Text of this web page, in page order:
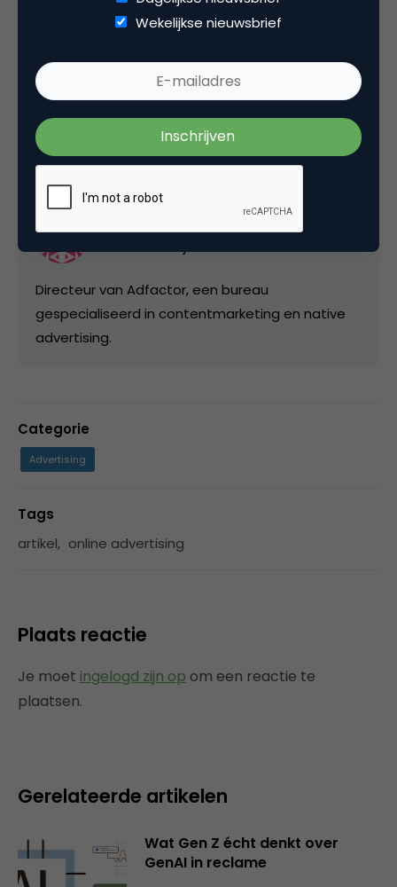
Deel dit artikel
Kopieer link
Directeur van Adfactor, een bureau
gespecialiseerd in contentmarketing en native
advertising.
Categorie
Advertising
Tags
artikel, online advertising
Plaats reactie
Je moet ingelogd zijn op om een reactie te
plaatsen.
Gerelateerde artikelen
Wat Gen Z écht denkt over
GenAI in reclame
Wekelijkse nieuwsbrief